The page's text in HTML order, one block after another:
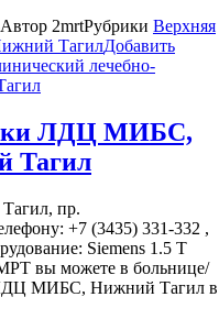
Автор 2mrtРубрики Верхняя
ТагилДобавить
лечебно-
ЛДЦ МИБС,
Тагил
пр.
+7 (3435) 331-332 ,
Siemens 1.5 T
вы можете в больнице/
МИБС, Нижний Тагил в